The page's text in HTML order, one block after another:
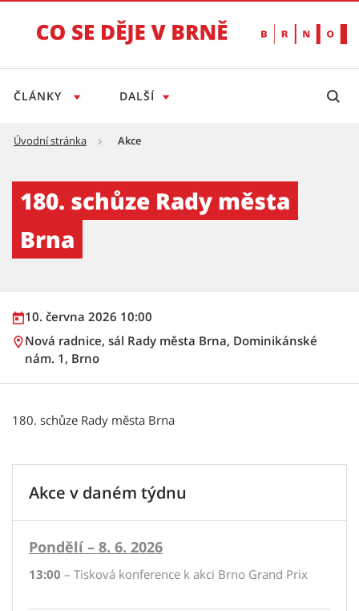
ČLÁNKY DALŠÍ
Úvodní stránka Akce
180. schůze Rady města
Brna
10. června 2026 10:00
Nová radnice, sál Rady města Brna, Dominikánské
nám. 1, Brno
180. schůze Rady města Brna
Akce v daném týdnu
Pondělí – 8. 6. 2026
13:00 – Tisková konference k akci Brno Grand Prix